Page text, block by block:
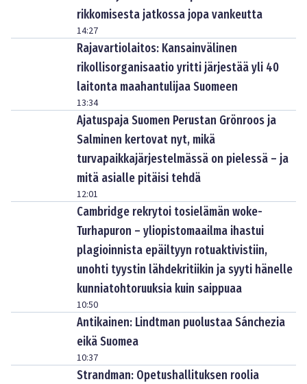
rikkomisesta jatkossa jopa vankeutta
14:27
Rajavartiolaitos: Kansainvälinen
rikollisorganisaatio yritti järjestää yli 40
laitonta maahantulijaa Suomeen
13:34
Ajatuspaja Suomen Perustan Grönroos ja
Salminen kertovat nyt, mikä
turvapaikkajärjestelmässä on pielessä – ja
mitä asialle pitäisi tehdä
12:01
Cambridge rekrytoi tosielämän woke-
Turhapuron – yliopistomaailma ihastui
plagioinnista epäiltyyn rotuaktivistiin,
unohti tyystin lähdekritiikin ja syyti hänelle
kunniatohtoruuksia kuin saippuaa
10:50
Antikainen: Lindtman puolustaa Sánchezia
eikä Suomea
10:37
Strandman: Opetushallituksen roolia